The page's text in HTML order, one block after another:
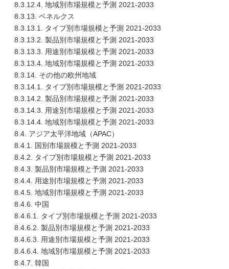
8.3.12.4. 地域別市場規模と予測 2021-2033
8.3.13. ベネルクス
8.3.13.1. タイプ別市場規模と予測 2021-2033
8.3.13.2. 製品別市場規模と予測 2021-2033
8.3.13.3. 用途別市場規模と予測 2021-2033
8.3.13.4. 地域別市場規模と予測 2021-2033
8.3.14. その他の欧州地域
8.3.14.1. タイプ別市場規模と予測 2021-2033
8.3.14.2. 製品別市場規模と予測 2021-2033
8.3.14.3. 用途別市場規模と予測 2021-2033
8.3.14.4. 地域別市場規模と予測 2021-2033
8.4. アジア太平洋地域（APAC）
8.4.1. 国別市場規模と予測 2021-2033
8.4.2. タイプ別市場規模と予測 2021-2033
8.4.3. 製品別市場規模と予測 2021-2033
8.4.4. 用途別市場規模と予測 2021-2033
8.4.5. 地域別市場規模と予測 2021-2033
8.4.6. 中国
8.4.6.1. タイプ別市場規模と予測 2021-2033
8.4.6.2. 製品別市場規模と予測 2021-2033
8.4.6.3. 用途別市場規模と予測 2021-2033
8.4.6.4. 地域別市場規模と予測 2021-2033
8.4.7. 韓国